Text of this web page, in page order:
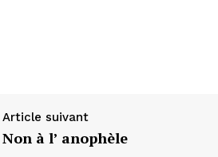
Article suivant
Non à l’ anophèle